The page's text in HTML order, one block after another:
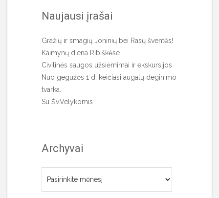
Naujausi įrašai
Gražių ir smagių Joninių bei Rasų šventės!
Kaimynų diena Ribiškėse
Civilinės saugos užsiėmimai ir ekskursijos
Nuo gegužės 1 d. keičiasi augalų deginimo
tvarka.
Su Šv.Velykomis
Archyvai